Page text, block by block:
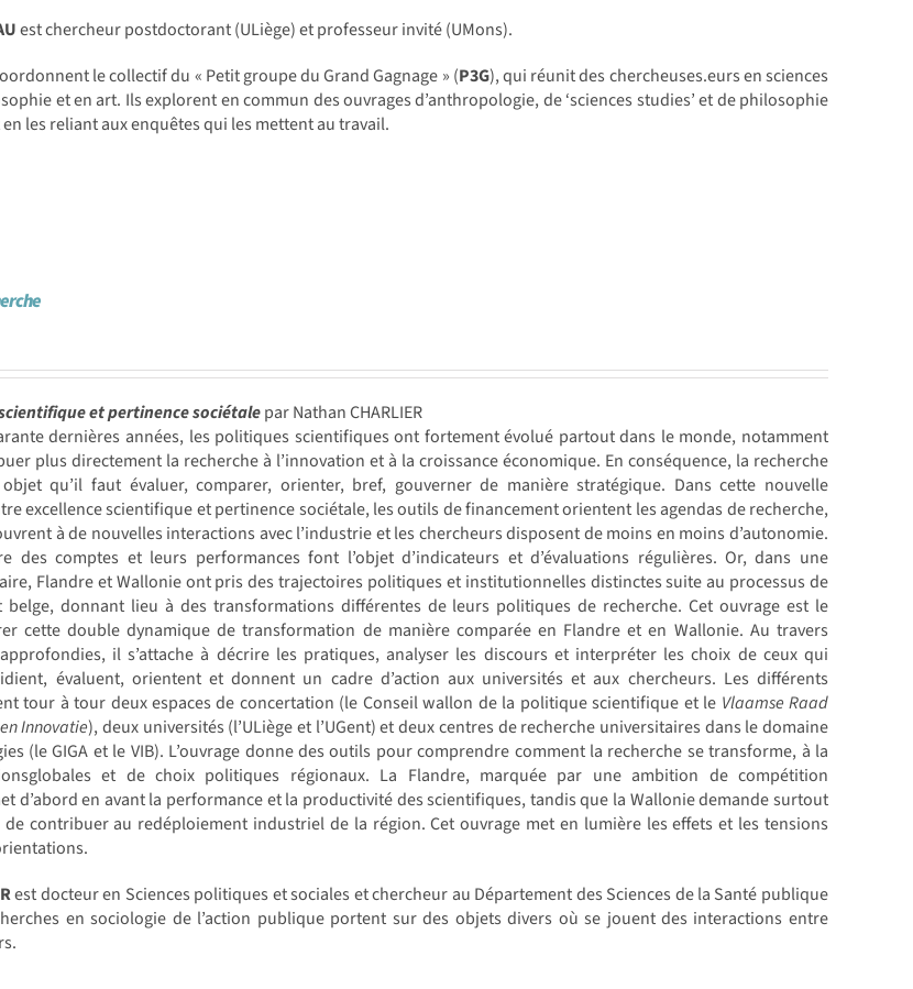
est chercheur postdoctorant (ULiège) et professeur invité (UMons).
le collectif du « Petit groupe du Grand Gagnage » (P3G), qui réunit des chercheuses.eurs en sciences
et en art. Ils explorent en commun des ouvrages d’anthropologie, de ‘sciences studies’ et de philosophie
les reliant aux enquêtes qui les mettent au travail.
et pertinence sociétalepar Nathan CHARLIER
dernières années, les politiques scientifiques ont fortement évolué partout dans le monde, notamment
plus directement la recherche à l’innovation et à la croissance économique. En conséquence, la recherche
qu’il faut évaluer, comparer, orienter, bref, gouverner de manière stratégique. Dans cette nouvelle
excellence scientifique et pertinence sociétale, les outils de financement orientent les agendas de recherche,
à de nouvelles interactions avec l’industrie et les chercheurs disposent de moins en moins d’autonomie.
des comptes et leurs performances font l’objet d’indicateurs et d’évaluations régulières. Or, dans une
Flandre et Wallonie ont pris des trajectoires politiques et institutionnelles distinctes suite au processus de
belge, donnant lieu à des transformations différentes de leurs politiques de recherche. Cet ouvrage est le
cette double dynamique de transformation de manière comparée en Flandre et en Wallonie. Au travers
il s’attache à décrire les pratiques, analyser les discours et interpréter les choix de ceux qui
évaluent, orientent et donnent un cadre d’action aux universités et aux chercheurs. Les différents
tour à tour deux espaces de concertation (le Conseil wallon de la politique scientifique et le Vlaamse Raad
Innovatie), deux universités (l’ULiège et l’UGent) et deux centres de recherche universitaires dans le domaine
(le GIGA et le VIB). L’ouvrage donne des outils pour comprendre comment la recherche se transforme, à la
et de choix politiques régionaux. La Flandre, marquée par une ambition de compétition
d’abord en avant la performance et la productivité des scientifiques, tandis que la Wallonie demande surtout
de contribuer au redéploiement industriel de la région. Cet ouvrage met en lumière les effets et les tensions
est docteur en Sciences politiques et sociales et chercheur au Département des Sciences de la Santé publique
en sociologie de l’action publique portent sur des objets divers où se jouent des interactions entre